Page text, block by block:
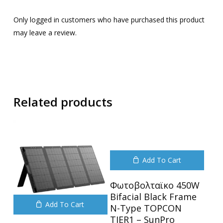
Only logged in customers who have purchased this product
may leave a review.
Related products
Add To Cart
Add To Cart
Φωτοβολταϊκο 450W
Bifacial Black Frame
N-Type TOPCON
TIER1 – SunPro